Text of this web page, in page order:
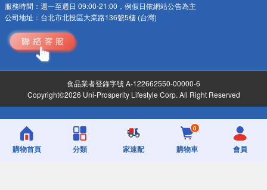
服務時間： 週一至週日 09:00-21:00，例假日依網站公告為主
公司地址： 台北市北投區大業路136號5樓 (台灣)
食品業者登錄字號 A-122662550-00000-6
Copyright©2026 Uni-Prosperity Lifestyle Corp. All Right Reserved
購物首頁 分類 家速配
0
購物車 會員